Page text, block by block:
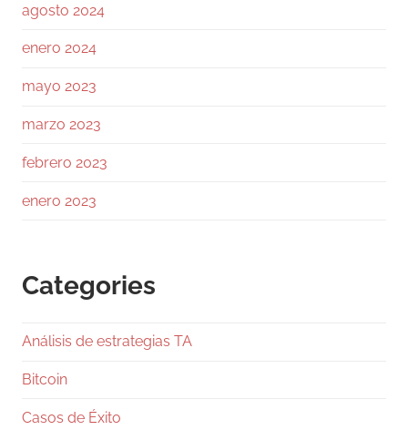
El mercado de $BTC muestra una calma
no hay excesos. Las ballenas mantienen ratio
es sólido, pero la resistencia en 64.5k frena el
Ramiro (Book&Trading) Retweeted
Salió Claude Opus 5, ya lo están
agosto 2024
enero 2024
mayo 2023
marzo 2023
febrero 2023
enero 2023
Categories
Análisis de estrategias TA
Bitcoin
Casos de Éxito